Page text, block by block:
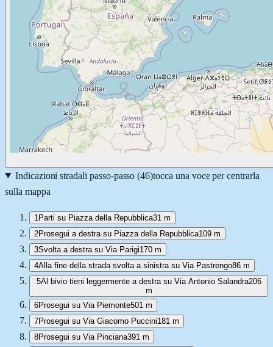
Indicazioni stradali passo-passo (46)tocca una voce per centrarla
sulla mappa
1 Parti su Piazza della Repubblica31 m
2Prosegui a destra su Piazza della Repubblica109 m
3Svolta a destra su Via Parigi170 m
4Alla fine della strada svolta a sinistra su Via Pastrengo86 m
5Al bivio tieni leggermente a destra su Via Antonio Salandra206
m
6Prosegui su Via Piemonte501 m
7Prosegui su Via Giacomo Puccini181 m
8Prosegui su Via Pinciana391 m